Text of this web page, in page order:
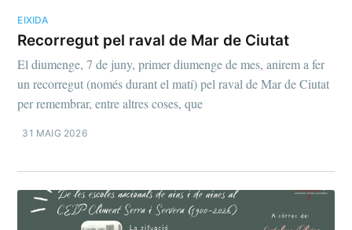
EIXIDA
Recorregut pel raval de Mar de Ciutat
El diumenge, 7 de juny, primer diumenge de mes, anirem a fer
un recorregut (només durant el matí) pel raval de Mar de Ciutat
per remembrar, entre altres coses, que
31 MAIG 2026